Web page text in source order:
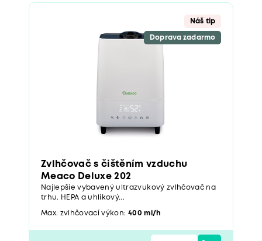
Náš tip
Doprava zadarmo
Zvlhčovač s čištěním vzduchu
Meaco Deluxe 202
Najlepšie vybavený ultrazvukový zvlhčovač na
trhu. HEPA a uhlíkový...
Max. zvlhčovací výkon: 400 ml/h